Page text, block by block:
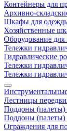
Контейнеры для
Архивно-
Шкафы для
Хозяйственные
Оборудование для
Тележки
Гидравлические
Тележки
Тележки
Лестницы
Поддоны (палеты)
Поддоны (палеты)
Ограждения для